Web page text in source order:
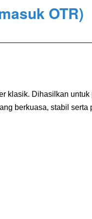
OTR)
Dihasilkan
berkuasa, stabil